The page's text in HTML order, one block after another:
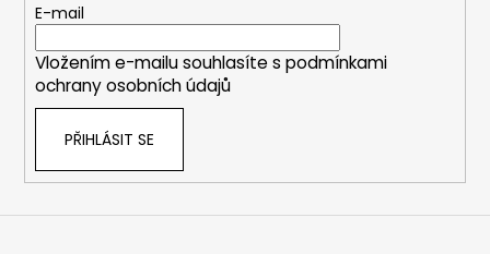
E-mail
Vložením e-mailu souhlasíte s podmínkami
ochrany osobních údajů
PŘIHLÁSIT SE